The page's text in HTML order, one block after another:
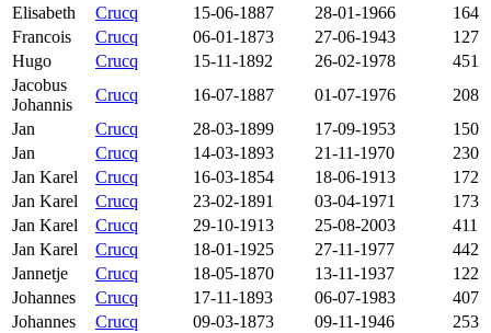
Elisabeth
Crucq 15-06-1887 28-01-1966
164
Francois
Crucq 06-01-1873 27-06-1943
127
Hugo
Crucq 15-11-1892 26-02-1978
451
Jacobus
Johannis
Crucq 16-07-1887 01-07-1976
208
Jan
Crucq 28-03-1899 17-09-1953
150
Jan
Crucq 14-03-1893 21-11-1970
230
Jan Karel
Crucq 16-03-1854 18-06-1913
172
Jan Karel
Crucq 23-02-1891 03-04-1971
173
Jan Karel
Crucq 29-10-1913 25-08-2003
411
Jan Karel
Crucq 18-01-1925 27-11-1977
442
Jannetje
Crucq 18-05-1870 13-11-1937
122
Johannes
Crucq 17-11-1893 06-07-1983
407
Johannes
Crucq 09-03-1873 09-11-1946
253